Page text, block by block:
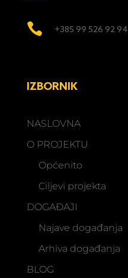
 +385 99 526 92 94
IZBORNIK
NASLOVNA
O PROJEKTU
Općenito
Ciljevi projekta
DOGAĐAJI
Najave događanja
Arhiva događanja
BLOG